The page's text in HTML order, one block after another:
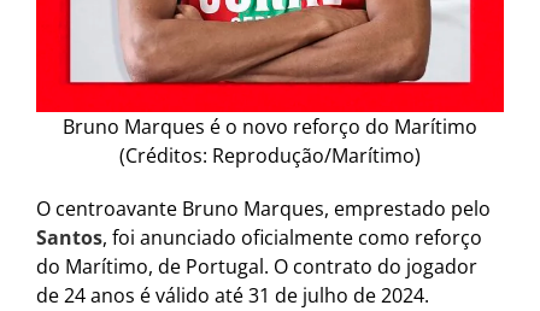
Bruno Marques é o novo reforço do Marítimo
(Créditos: Reprodução/Marítimo)
O centroavante Bruno Marques, emprestado pelo
Santos, foi anunciado oficialmente como reforço
do Marítimo, de Portugal. O contrato do jogador
de 24 anos é válido até 31 de julho de 2024.